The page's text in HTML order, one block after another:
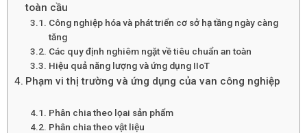
toàn cầu
Công nghiệp hóa và phát triển cơ sở hạ tầng ngày càng
tăng
Các quy định nghiêm ngặt về tiêu chuẩn an toàn
Hiệu quả năng lượng và ứng dụng IIoT
Phạm vi thị trường và ứng dụng của van công nghiệp
Phân chia theo lọai sản phẩm
Phân chia theo vật liệu